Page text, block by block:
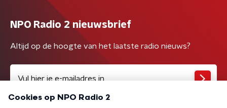
NPO Radio 2 nieuwsbrief
Altijd op de hoogte van het laatste radio nieuws?